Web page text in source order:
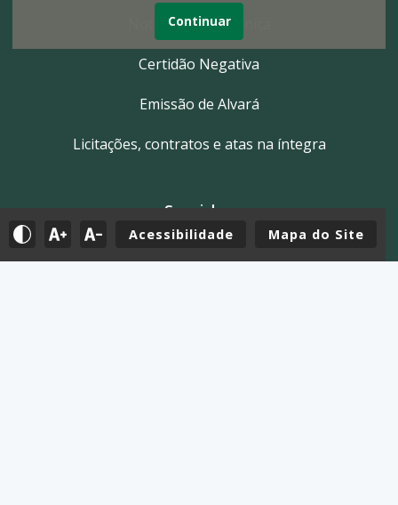
Acessibilidade Mapa do Site
Nota Fiscal Eletrônica
Certidão Negativa
Emissão de Alvará
Licitações, contratos e atas na íntegra
Servidor
Continuar